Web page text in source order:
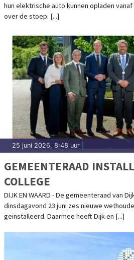
hun elektrische auto kunnen opladen
over de stoep. [...]
25 juni 2026, 8:48 uur
GEMEENTERAAD
COLLEGE
DIJK EN WAARD - De gemeenteraad van
dinsdagavond 23 juni zes nieuwe
geïnstalleerd. Daarmee heeft Dijk en [...]